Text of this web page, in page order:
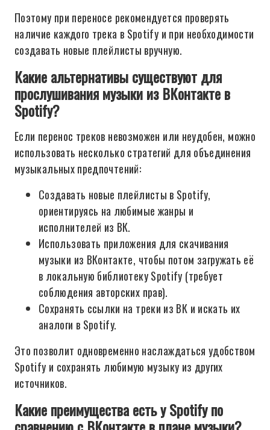
Поэтому при переносе рекомендуется проверять
наличие каждого трека в Spotify и при необходимости
создавать новые плейлисты вручную.
Какие альтернативы существуют для
прослушивания музыки из ВКонтакте в
Spotify?
Если перенос треков невозможен или неудобен, можно
использовать несколько стратегий для объединения
музыкальных предпочтений:
Создавать новые плейлисты в Spotify,
ориентируясь на любимые жанры и
исполнителей из ВК.
Использовать приложения для скачивания
музыки из ВКонтакте, чтобы потом загружать её
в локальную библиотеку Spotify (требует
соблюдения авторских прав).
Сохранять ссылки на треки из ВК и искать их
аналоги в Spotify.
Это позволит одновременно наслаждаться удобством
Spotify и сохранять любимую музыку из других
источников.
Какие преимущества есть у Spotify по